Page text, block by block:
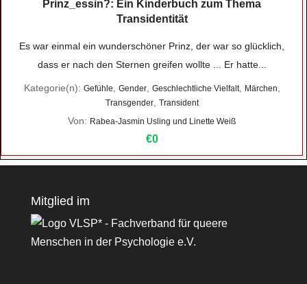
Prinz_essin?: Ein Kinderbuch zum Thema
Transidentität
Es war einmal ein wunderschöner Prinz, der war so glücklich,
dass er nach den Sternen greifen wollte ... Er hatte...
Kategorie(n): Gefühle Gender, Geschlechtliche Vielfalt, Märchen
Transgender, Transident
Von: Rabea-Jasmin Usling und Linette Weiß
€0
Mitglied im